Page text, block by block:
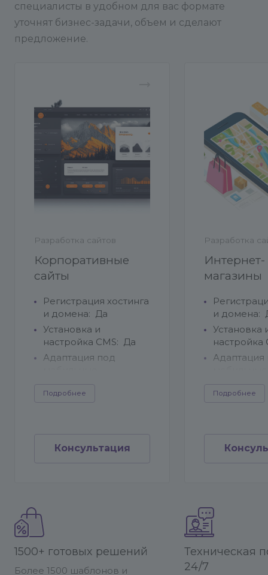
специалисты в удобном для вас формате
уточнят бизнес-задачи, объем и сделают
предложение.
Разработка сайтов
Корпоративные
сайты
Регистрация хостинга
и домена: Да
Установка и
настройка CMS: Да
Адаптация под
Интеграция с
аналитики
7 дней
Техническая
Подробнее
Консультация
Разработка
Интернет-
магазины
и домена:
Установка
настройка
Адаптация
почтой: Да
Каталог
фильтрами
Личный
Подробнее
1500+ готовых решений
Более 1500 шаблонов и
Техническая
24/7